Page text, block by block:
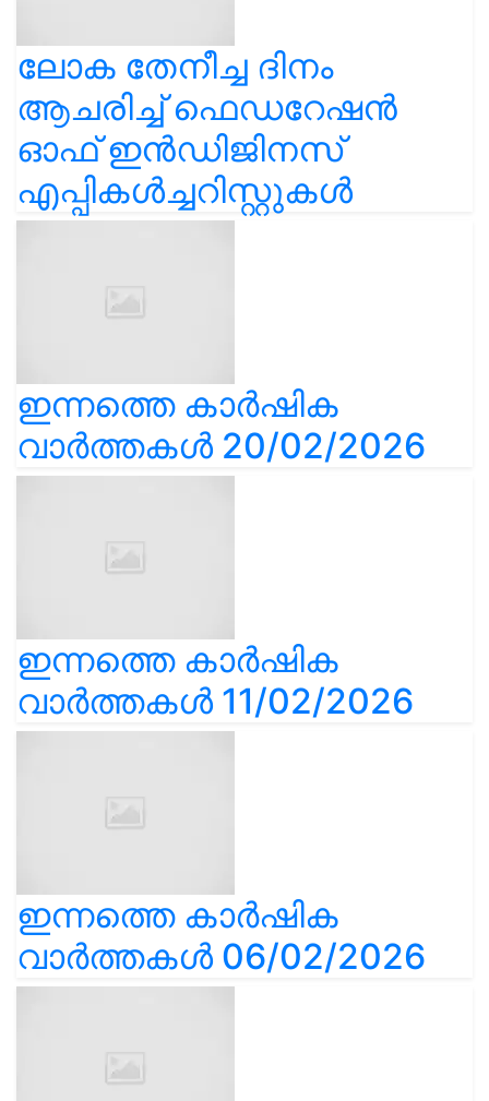
ലോക തേനീച്ച ദിനം
ആചരിച്ച് ഫെഡറേഷൻ
ഓഫ് ഇൻഡിജിനസ്
എപ്പികൾച്ചറിസ്റ്റുകൾ
ഇന്നത്തെ കാർഷിക
വാർത്തകൾ 20/02/2026
ഇന്നത്തെ കാർഷിക
വാർത്തകൾ 11/02/2026
ഇന്നത്തെ കാർഷിക
വാർത്തകൾ 06/02/2026